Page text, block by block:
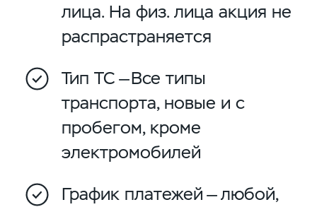
лица. На физ. лица акция не
распрастраняется
Тип ТС —Все типы
транспорта, новые и с
пробегом, кроме
электромобилей
График платежей — любой,